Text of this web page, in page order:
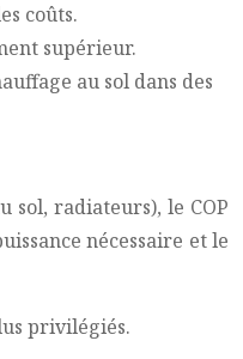
coûts.
supérieur.
au sol dans des
radiateurs), le COP
nécessaire et le
privilégiés.